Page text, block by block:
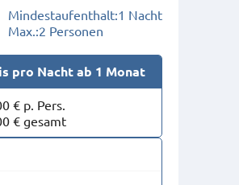
Mindestaufenthalt:1 Nacht
Max.:2 Personen
pro Nacht ab 1 Monat
€ p. Pers.
€ gesamt